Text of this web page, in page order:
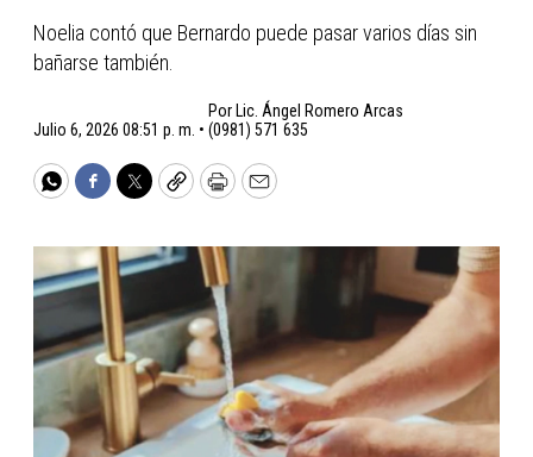
Noelia contó que Bernardo puede pasar varios días sin
bañarse también.
Julio 6, 2026 08:51 p. m. •
Por Lic. Ángel Romero Arcas
(0981) 571 635
WhatsApp
Facebook
TwitterCopyPrintEmail